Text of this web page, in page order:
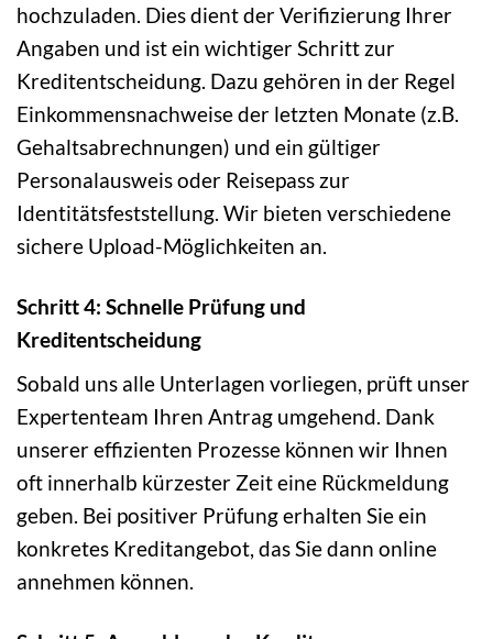
hochzuladen. Dies dient der Verifizierung Ihrer
Angaben und ist ein wichtiger Schritt zur
Kreditentscheidung. Dazu gehören in der Regel
Einkommensnachweise der letzten Monate (z.B.
Gehaltsabrechnungen) und ein gültiger
Personalausweis oder Reisepass zur
Identitätsfeststellung. Wir bieten verschiedene
sichere Upload-Möglichkeiten an.
Schritt 4: Schnelle Prüfung und
Kreditentscheidung
Sobald uns alle Unterlagen vorliegen, prüft unser
Expertenteam Ihren Antrag umgehend. Dank
unserer effizienten Prozesse können wir Ihnen
oft innerhalb kürzester Zeit eine Rückmeldung
geben. Bei positiver Prüfung erhalten Sie ein
konkretes Kreditangebot, das Sie dann online
annehmen können.